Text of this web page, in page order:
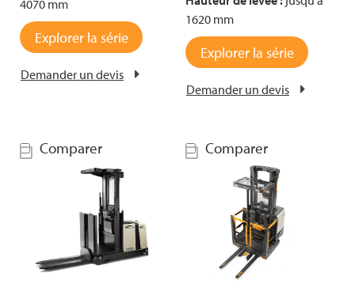
4070 mm
Explorer la série
Demander un devis
1620 mm
Explorer la série
Demander un devis
Comparer Comparer